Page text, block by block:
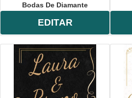
Bodas De Diamante
EDITAR